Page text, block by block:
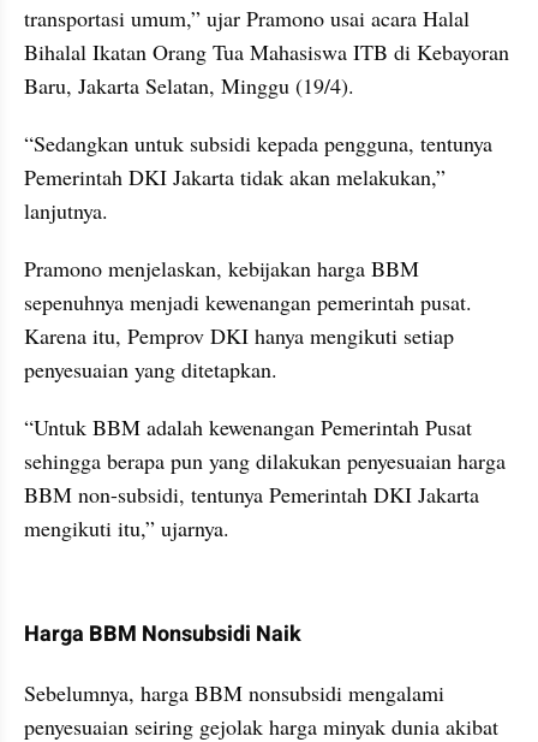
transportasi umum,” ujar Pramono usai acara Halal
Bihalal Ikatan Orang Tua Mahasiswa ITB di Kebayoran
Baru, Jakarta Selatan, Minggu (19/4).
“Sedangkan untuk subsidi kepada pengguna, tentunya
Pemerintah DKI Jakarta tidak akan melakukan,”
lanjutnya.
Pramono menjelaskan, kebijakan harga BBM
sepenuhnya menjadi kewenangan pemerintah pusat.
Karena itu, Pemprov DKI hanya mengikuti setiap
penyesuaian yang ditetapkan.
“Untuk BBM adalah kewenangan Pemerintah Pusat
sehingga berapa pun yang dilakukan penyesuaian harga
BBM non-subsidi, tentunya Pemerintah DKI Jakarta
mengikuti itu,” ujarnya.
Harga BBM Nonsubsidi Naik
Sebelumnya, harga BBM nonsubsidi mengalami
penyesuaian seiring gejolak harga minyak dunia akibat